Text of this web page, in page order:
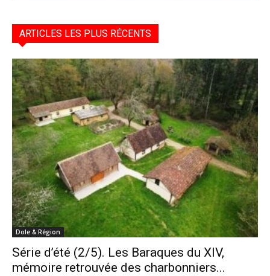
ARTICLES LES PLUS RÉCENTS
Dole & Région
Série d’été (2/5). Les Baraques du XIV,
mémoire retrouvée des charbonniers...